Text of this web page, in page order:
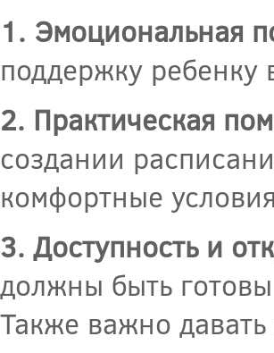
1. Эмоциональная
поддержку ребенку
2. Практическая
создании
комфортные
3. Доступность и
должны быть
Также важно